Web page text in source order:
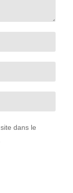
dans le